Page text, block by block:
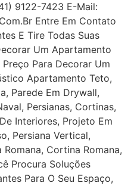
9122-7423 E-Mail:
Entre Em Contato
E Tire Todas Suas
Um Apartamento
Para Decorar Um
Apartamento Teto,
Parede Em Drywall,
Persianas, Cortinas,
Interiores, Projeto Em
Persiana Vertical,
Cortina Romana,
Procura Soluções
Para O Seu Espaço,